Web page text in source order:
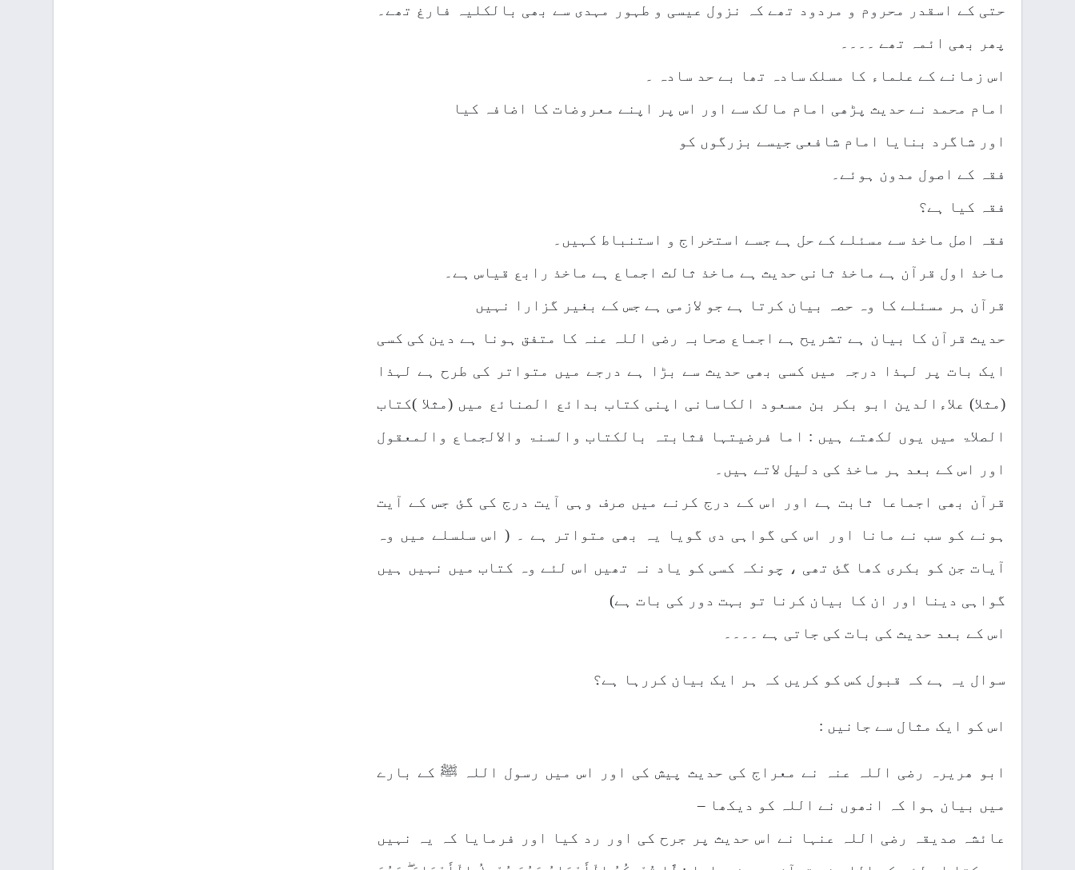
حتی کے اسقدر محروم و مردود تھے کہ نزول عیسی و طہور مہدی سے بھی بالکلیہ فارغ تھے۔
پھر بھی ائمہ تھے ۔۔۔۔
اس زمانے کے علماء کا مسلک سادہ تھا بے حد سادہ ۔
امام محمد نے حدیث پڑھی امام مالک سے اور اس پر اپنے معروضات کا اضافہ کیا
اور شاگرد بنایا امام شافعی جیسے بزرگوں کو
فقہ کے اصول مدون ہوئے۔
فقہ کیا ہے؟
فقہ اصل ماخذ سے مسئلے کے حل ہے جسے استخراج و استنباط کہیں۔
ماخذ اول قرآن ہے ماخذ ثانی حدیث ہے ماخذ ثالث اجماع ہے ماخذ رابع قیاس ہے۔
قرآن ہر مسئلے کا وہ حصہ بیان کرتا ہے جو لازمی ہے جس کے بغیر گزارا نہیں
حدیث قرآن کا بیان ہے تشریح ہے اجماع صحابہ رضی اللہ عنہ کا متفق ہونا ہے دین کی کسی
ایک بات پر لہذا درجہ میں کسی بھی حدیث سے بڑا ہے درجے میں متواتر کی طرح ہے لہذا
(مثلا) علاءالدین ابو بکر بن مسعود الکاسانی اپنی کتاب بدائع الصنائع میں (مثلا )کتاب
الصلاۃ میں یوں لکھتے ہیں : اما فرضیتہا فثابتہ بالکتاب والسنۃ والالجماع والمعقول
اور اس کے بعد ہر ماخذ کی دلیل لاتے ہیں۔
قرآن بھی اجماعا ثابت ہے اور اس کے درج کرنے میں صرف وہی آیت درج کی گئ جس کے آیت
ہونے کو سب نے مانا اور اس کی گواہی دی گویا یہ بھی متواتر ہے ۔ ( اس سلسلے میں وہ
آیات جن کو بکری کھا گئ تھی ، چونکہ کسی کو یاد نہ تھیں اس لئے وہ کتاب میں نہیں ہیں
گواہی دینا اور ان کا بیان کرنا تو بہت دور کی بات ہے)
اس کے بعد حدیث کی بات کی جاتی ہے ۔۔۔۔
سوال یہ ہے کہ قبول کس کو کریں کہ ہر ایک بیان کررہا ہے؟
اس کو ایک مثال سے جانیں :
ابو ھریرہ رضی اللہ عنہ نے معراج کی حدیث پیش کی اور اس میں رسول اللہ ﷺ کے بارے
میں بیان ہوا کہ انھوں نے اللہ کو دیکھا –
عائشہ صدیقہ رضی اللہ عنہا نے اس حدیث پر جرح کی اور رد کیا اور فرمایا کہ یہ نہیں